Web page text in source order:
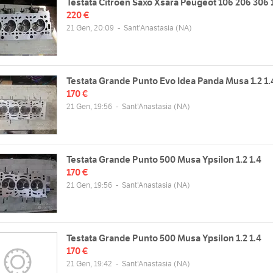
220 €
21 Gen, 20:09 - Sant'Anastasia (NA)
Testata Grande Punto Evo Idea Panda Musa 1.2
170 €
21 Gen, 19:56 - Sant'Anastasia (NA)
Testata Grande Punto 500 Musa Ypsilon 1.2 1.4
170 €
21 Gen, 19:56 - Sant'Anastasia (NA)
Testata Grande Punto 500 Musa Ypsilon 1.2 1.4
170 €
21 Gen, 19:42 - Sant'Anastasia (NA)